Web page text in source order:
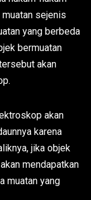
muatan sejenis
yang berbeda
bermuatan
akan
akan
karena
jika objek
mendapatkan
muatan yang